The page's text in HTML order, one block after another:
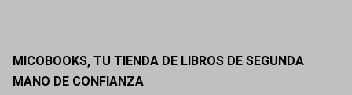
MICOBOOKS, TU TIENDA DE LIBROS DE SEGUNDA
MANO DE CONFIANZA